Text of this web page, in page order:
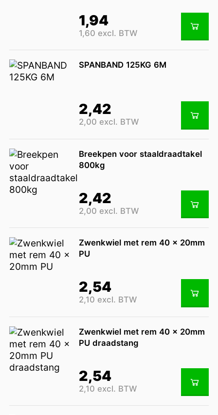
1,94
1,60 excl. BTW
SPANBAND 125KG 6M
2,42
2,00 excl. BTW
Breekpen voor staaldraadtakel
800kg
2,42
2,00 excl. BTW
Zwenkwiel met rem 40 x 20mm
PU
2,54
2,10 excl. BTW
Zwenkwiel met rem 40 x 20mm
PU draadstang
2,54
2,10 excl. BTW